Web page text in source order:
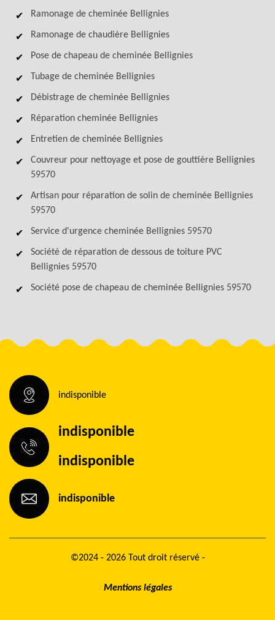
Ramonage de cheminée Bellignies
Ramonage de chaudière Bellignies
Pose de chapeau de cheminée Bellignies
Tubage de cheminée Bellignies
Débistrage de cheminée Bellignies
Réparation cheminée Bellignies
Entretien de cheminée Bellignies
Couvreur pour nettoyage et pose de gouttière Bellignies
59570
Artisan pour réparation de solin de cheminée Bellignies
59570
Service d'urgence cheminée Bellignies 59570
Société de réparation de dessous de toiture PVC
Bellignies 59570
Société pose de chapeau de cheminée Bellignies 59570
indisponible
indisponible
indisponible
indisponible
©2024 - 2026 Tout droit réservé -
Mentions légales